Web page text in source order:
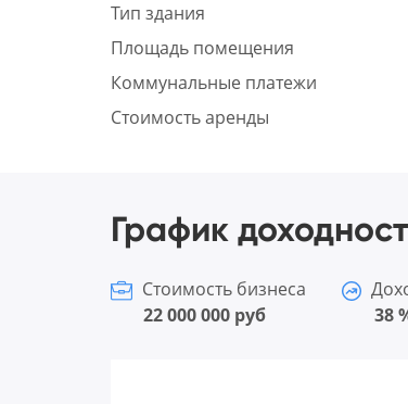
Тип здания
Площадь помещения
Коммунальные платежи
Стоимость аренды
График
Стоимость бизнеса
22 000 000 руб
38